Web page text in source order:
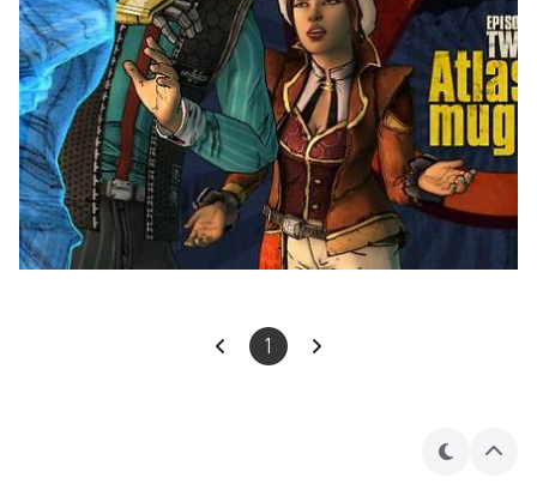
1
테
상